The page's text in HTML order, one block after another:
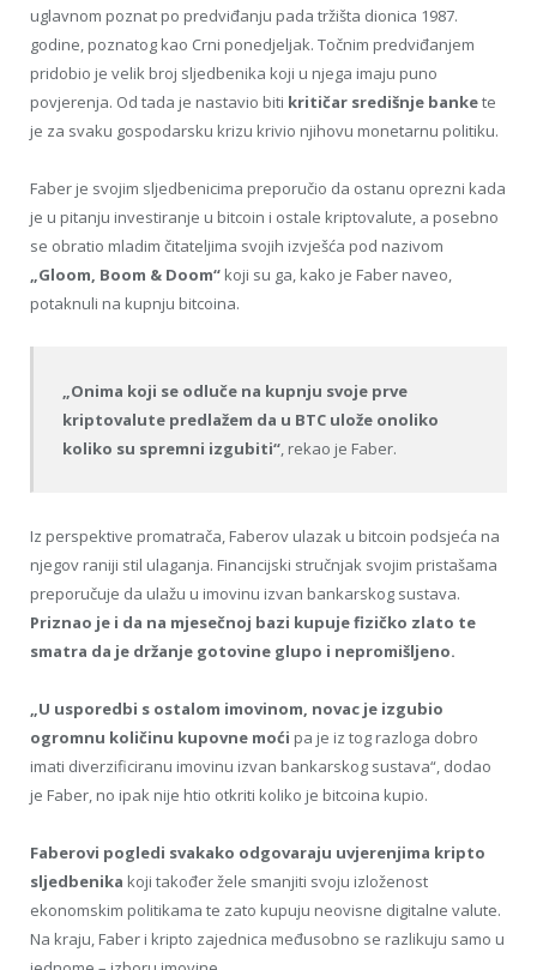
uglavnom poznat po predviđanju pada tržišta dionica 1987.
godine, poznatog kao Crni ponedjeljak. Točnim predviđanjem
pridobio je velik broj sljedbenika koji u njega imaju puno
povjerenja. Od tada je nastavio biti kritičar središnje bankete
je za svaku gospodarsku krizu krivio njihovu monetarnu politiku.
Faber je svojim sljedbenicima preporučio da ostanu oprezni kada
je u pitanju investiranje u bitcoin i ostale kriptovalute, a posebno
se obratio mladim čitateljima svojih izvješća pod nazivom
„Gloom, Boom & Doom“ koji su ga, kako je Faber naveo,
potaknuli na kupnju bitcoina.
„Onima koji se odluče na kupnju svoje prve
kriptovalute predlažem da u BTC ulože onoliko
koliko su spremni izgubiti“ , rekao je Faber.
Iz perspektive promatrača, Faberov ulazak u bitcoin podsjeća na
njegov raniji stil ulaganja. Financijski stručnjak svojim pristašama
preporučuje da ulažu u imovinu izvan bankarskog sustava.
Priznao je i da na mjesečnoj bazi kupuje fizičko zlato te
smatra da je držanje gotovine glupo i nepromišljeno.
„U usporedbi s ostalom imovinom, novac je izgubio
ogromnu količinu kupovne moći pa je iz tog razloga dobro
imati diverzificiranu imovinu izvan bankarskog sustava“, dodao
je Faber, no ipak nije htio otkriti koliko je bitcoina kupio.
Faberovi pogledi svakako odgovaraju uvjerenjima kripto
sljedbenika koji također žele smanjiti svoju izloženost
ekonomskim politikama te zato kupuju neovisne digitalne valute.
Na kraju, Faber i kripto zajednica međusobno se razlikuju samo u